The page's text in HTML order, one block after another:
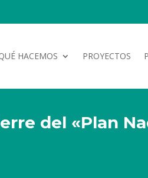
HACEMOS PROYECTOS
del «Plan